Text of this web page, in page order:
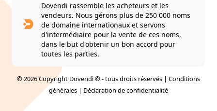
Dovendi rassemble les acheteurs et les
vendeurs. Nous gérons plus de 250 000 noms
de domaine internationaux et servons
d'intermédiaire pour la vente de ces noms,
dans le but d'obtenir un bon accord pour
toutes les parties.
© 2026 Copyright Dovendi © - tous droits réservés | Conditions
générales | Déclaration de confidentialité